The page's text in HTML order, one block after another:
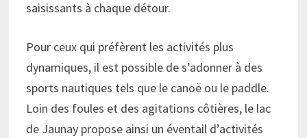
saisissants à chaque détour.
Pour ceux qui préfèrent les activités plus
dynamiques, il est possible de s’adonner à des
sports nautiques tels que le canoë ou le paddle.
Loin des foules et des agitations côtières, le lac
de Jaunay propose ainsi un éventail d’activités